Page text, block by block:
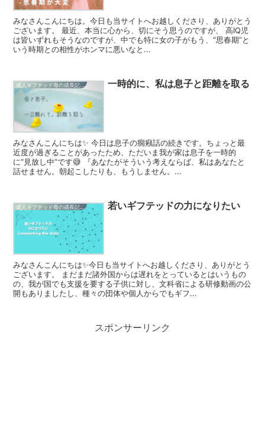
みなさんこんにちは。今日も当サイトへお越しくださり、ありがとう
ございます。 最近、本当に心から、切にそう思うのですが、 高IQ児
は皆いずれもそうなのですが、中でも特に女の子がもう、“思春期”と
いう時期との相性がホンマに悪いなと...
成人ギフテッド母の成長記録 一時的に、私は息子と距離を取る
みなさんこんにちは✨ 今日は息子の癇癪話の続きです。ちょっと最
近度が過ぎることがあったため、ただいま我が家は息子を一時的
に“見放し中”です😅 『あなたがそういう考えならば、私はあなたと
話せません。朝起こしたりも、もうしません。...
成人ギフテッド母の成長記録 若いギフテッドの力になりたい
みなさんこんにちは✨今日も当サイトへお越しくださり、ありがとう
ございます。 まだまだ諸外国からは遅れをとっているとはいうもの
の、我が国でも支援を要する子供に対し、文科省による研修動画の公
開もありましたし、種々の団体や個人からでもギフ...
スポンサーリンク